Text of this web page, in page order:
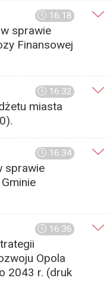
16:18
w sprawie
Finansowej
16:32
miasta
16:34
sprawie
16:36
Opola
2043 r. (druk